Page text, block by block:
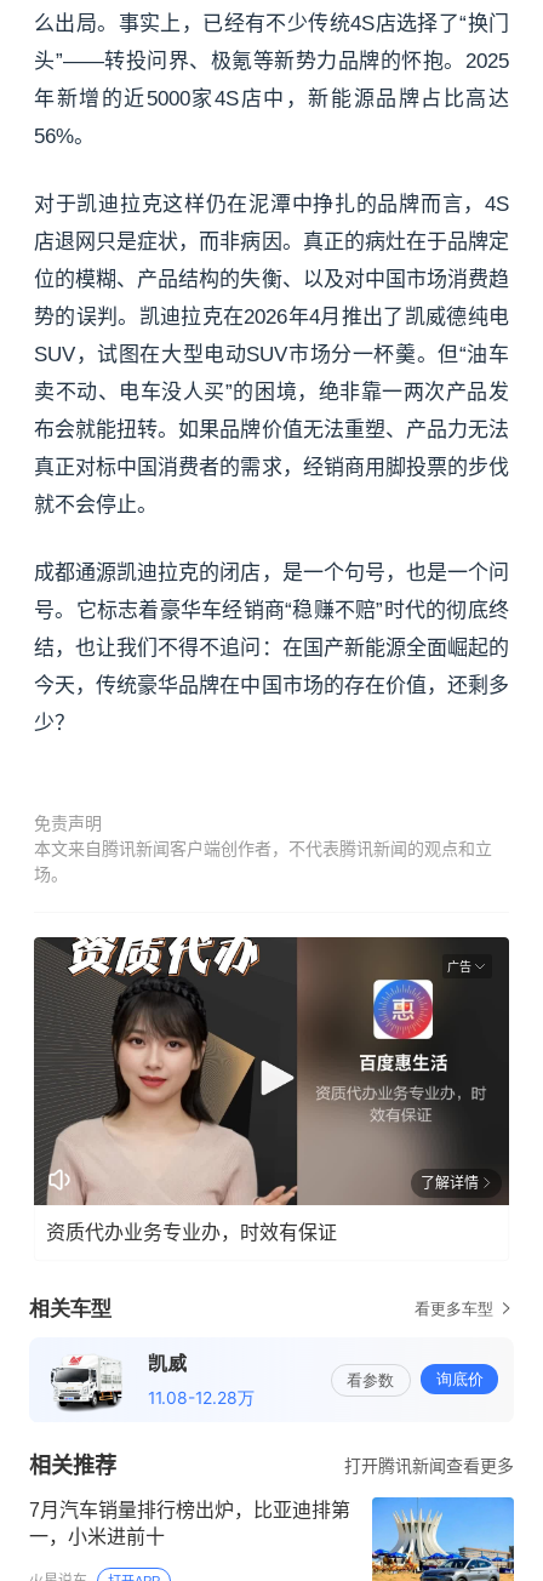
么出局。事实上，已经有不少传统4S店选择了“换门
头”——转投问界、极氪等新势力品牌的怀抱。2025
年新增的近5000家4S店中，新能源品牌占比高达
56%。
对于凯迪拉克这样仍在泥潭中挣扎的品牌而言，4S
店退网只是症状，而非病因。真正的病灶在于品牌定
位的模糊、产品结构的失衡、以及对中国市场消费趋
势的误判。凯迪拉克在2026年4月推出了凯威德纯电
SUV，试图在大型电动SUV市场分一杯羹。但“油车
卖不动、电车没人买”的困境，绝非靠一两次产品发
布会就能扭转。如果品牌价值无法重塑、产品力无法
真正对标中国消费者的需求，经销商用脚投票的步伐
就不会停止。
成都通源凯迪拉克的闭店，是一个句号，也是一个问
号。它标志着豪华车经销商“稳赚不赔”时代的彻底终
结，也让我们不得不追问：在国产新能源全面崛起的
今天，传统豪华品牌在中国市场的存在价值，还剩多
少？
免责声明
本文来自腾讯新闻客户端创作者，不代表腾讯新闻的观点和立
场。
广告
了解详情
资质代办业务专业办，时效有保证
相关推荐 打开腾讯新闻查看更多
7月汽车销量排行榜出炉，比亚迪排第
一，小米进前十